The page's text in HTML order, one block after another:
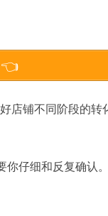
店铺不同阶段的转
仔细和反复确认。